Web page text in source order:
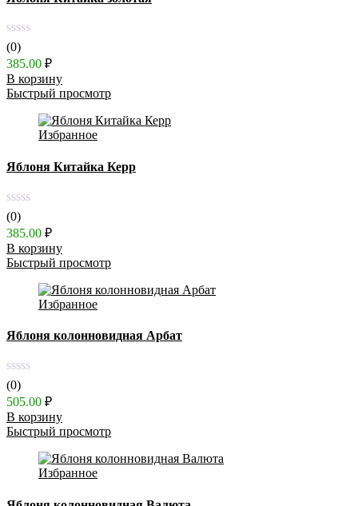
(0)
385.00 ₽
В корзину
Быстрый просмотр
Избранное
Яблоня Китайка Керр
(0)
385.00 ₽
В корзину
Быстрый просмотр
Избранное
Яблоня колонновидная Арбат
(0)
505.00 ₽
В корзину
Быстрый просмотр
Избранное